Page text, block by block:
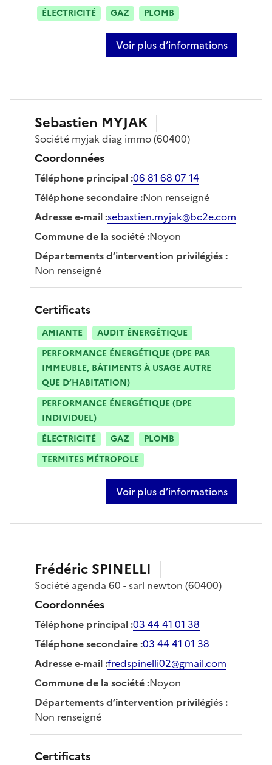
ÉLECTRICITÉ GAZ PLOMB
Voir plus d’informations
sur frederic foucart
Sebastien MYJAK
Société myjak diag immo(60400)
Coordonnées
Téléphone principal:06 81 68 07 14
Téléphone secondaire:Non renseigné
Adresse e-mail:sebastien.myjak@bc2e.com
Commune de la société:Noyon
Départements d’intervention privilégiés:
Non renseigné
Certificats
AMIANTE
AUDIT ÉNERGÉTIQUE
PERFORMANCE ÉNERGÉTIQUE (DPE PAR
IMMEUBLE, BÂTIMENTS À USAGE AUTRE
QUE D’HABITATION)
PERFORMANCE ÉNERGÉTIQUE (DPE
INDIVIDUEL)
ÉLECTRICITÉ
GAZ
PLOMB
TERMITES MÉTROPOLE
Voir plus d’informations
sur sebastien myjak
Frédéric SPINELLI
Société agenda 60 - sarl newton (60400)
Coordonnées
Téléphone principal:03 44 41 01 38
Téléphone secondaire:03 44 41 01 38
Adresse e-mail:fredspinelli02@gmail.com
Commune de la société:Noyon
Départements d’intervention privilégiés:
Non renseigné
Certificats